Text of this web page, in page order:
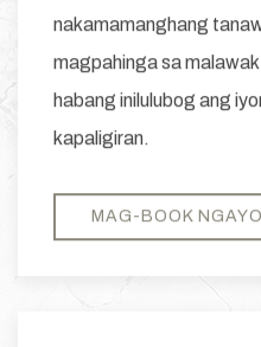
nakamamanghang
magpahinga sa
habang inilulubog ang
kapaligiran.
MAG-BOOK